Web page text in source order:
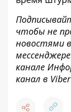
чтобы не
новостями
канале
канал в